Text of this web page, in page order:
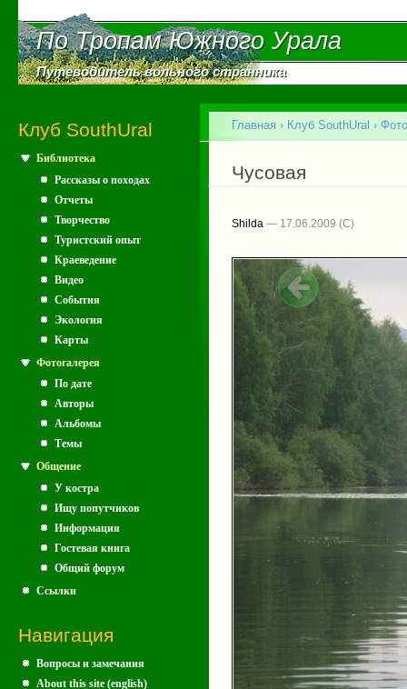
По Тропам Южного Урала
По Тропам Южного Урала
Путеводитель вольного странника
Путеводитель вольного странника
Клуб SouthUral
Библиотека
Рассказы о походах
Отчеты
Творчество
Туристский опыт
Краеведение
Видео
События
Экология
Карты
Фотогалерея
По дате
Авторы
Альбомы
Темы
Общение
У костра
Ищу попутчиков
Информация
Гостевая книга
Общий форум
Ссылки
Навигация
Вопросы и замечания
About this site (english)
Вы здесь
Главная › Клуб SouthUral ›
Чусовая
Shilda — 17.06.2009